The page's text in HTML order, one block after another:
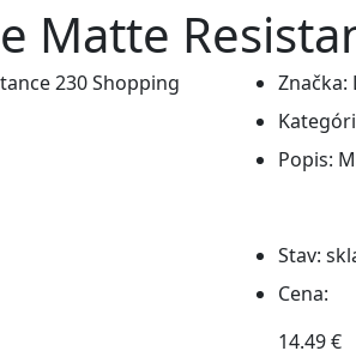
Matte
Značka:
Popis:
Stav:
Cena:
14.49 €